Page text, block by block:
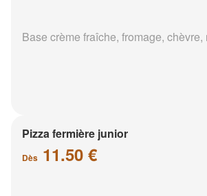
Base crème fraîche, fromage,
Pizza fermière junior
Dès 11.50 €